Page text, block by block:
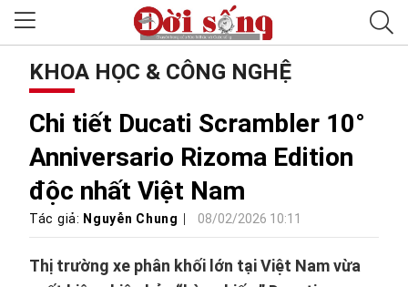
KHOA HỌC & CÔNG NGHỆ
Chi tiết Ducati Scrambler 10°
Anniversario Rizoma Edition
độc nhất Việt Nam
Tác giả: Nguyễn Chung 08/02/2026 10:11
Thị trường xe phân khối lớn tại Việt Nam vừa